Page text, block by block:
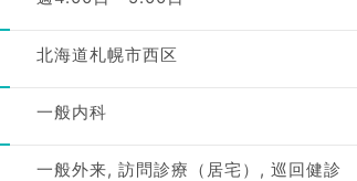
北海道札幌市西区
一般内科
一般外来, 訪問診療（居宅）, 巡回健診